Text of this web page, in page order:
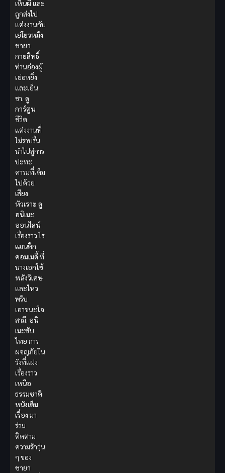
เห็นผี และ
ถูกส่งไป
แต่งงานกับ
เย่โยวหมิง
ชายา
กายสิทธิ์
ท่านอ๋องผู้
เย่อหยิ่ง
และเย็น
ชา. ดู
การ์ตูน
ชีวิต
แต่งงานที่
ไม่ราบรื่น
นำไปสู่การ
ปะทะ
คารมที่เต็ม
ไปด้วย
เสียง
หัวเราะ ดู
อนิเมะ
ออนไลน์
เรื่องราวโร
แมนติก
คอมเมดี้ ที่
นางเอกใช้
พลังวิเศษ
และไหว
พริบ
เอาชนะใจ
สามี. อนิ
เมะซับ
ไทย การ
ผจญภัยใน
วังที่แฝง
เรื่องราว
เหนือ
ธรรมชาติ
หนังเต็ม
เรื่อง มา
ร่วม
ติดตาม
ความรักวุ่น
ๆ ของ
ชายา